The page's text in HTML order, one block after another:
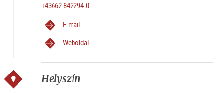
+43662 842294-0
E-mail
Weboldal
Helyszín